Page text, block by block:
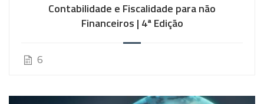
Contabilidade e Fiscalidade para não
Financeiros | 4ª Edição
6